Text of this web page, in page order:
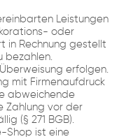
Leistungen
oder
in Rechnung gestellt
bezahlen.
erfolgen.
mit Firmenaufdruck
abweichende
Zahlung vor der
(§ 271 BGB).
Shop ist eine